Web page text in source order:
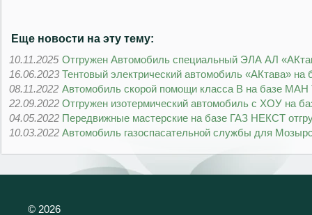
Еще новости на эту тему:
10.11.2025 Отгружен Автомобиль специальный ЭЛА АЛ
16.06.2023 Тентовый электрический автомобиль «АКтава» на
08.11.2022 Автомобиль скорой помощи класса В на базе МАН
22.09.2022 Отгружен изотермический автомобиль с ХОУ на
04.05.2022 Передвижные мастерские на базе ГАЗ НЕКСТ
10.03.2022 Автомобиль газоспасательной службы для
© 2026